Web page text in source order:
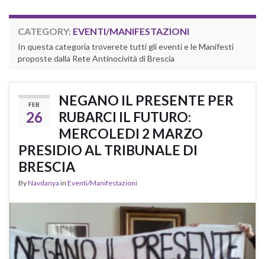
CATEGORY: EVENTI/MANIFESTAZIONI
In questa categoria troverete tutti gli eventi e le Manifesti
proposte dalla Rete Antinocività di Brescia
FEB
26
NEGANO IL PRESENTE PER
RUBARCI IL FUTURO:
MERCOLEDI 2 MARZO
PRESIDIO AL TRIBUNALE DI
BRESCIA
ByNavdanya in Eventi/Manifestazioni